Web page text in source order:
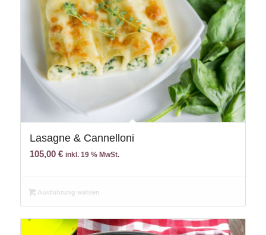
Lasagne & Cannelloni
105,00 € inkl. 19 % MwSt.
Ausführung wählen